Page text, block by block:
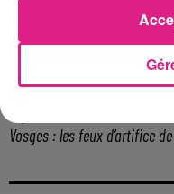
Officiel : le lac de Madine
Eclipse Solaire du 12 août :
Chalets de Noël solidaires :
Vosges : les feux d’artifice